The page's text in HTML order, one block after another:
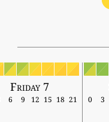
Friday 7
6 9 12 15 18 21 0 3